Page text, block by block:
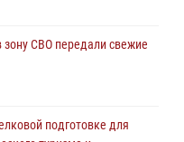
зону СВО передали свежие
подготовке для